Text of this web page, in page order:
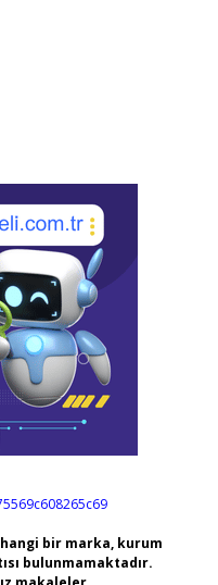
bir marka, kurum
bulunmamaktadır.